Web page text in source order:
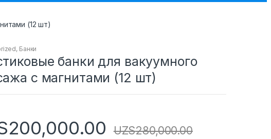
(12 шт)
, Банки
банки для вакуумного
с магнитами (12 шт)
200,000.00 UZS280,000.00